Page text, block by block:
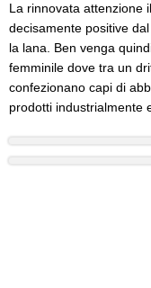
La rinnovata attenzione
decisamente positive
la lana. Ben venga
femminile dove tra un
confezionano capi di
prodotti industrialmente